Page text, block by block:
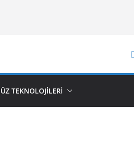
TEKNOLOJİLERİ